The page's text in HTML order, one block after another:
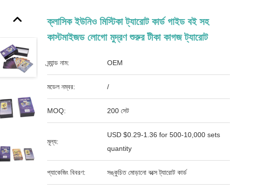
ক্লাসিক ইউনিও মিস্টিকা ট্যারোট কার্ড গাইড বই সহ
কাস্টমাইজড লোগো মুদ্রণ শুরুর টীকা কাগজ ট্যারোট
ব্র্যান্ড নাম: OEM
মডেল নম্বর: /
MOQ: 200 সেট
মূল্য:
USD $0.29-1.36 for 500-10,000 sets
quantity
প্যাকেজিং বিবরণ: সঙ্কুচিত মোড়ানো বক্সে ট্যারোট কার্ড